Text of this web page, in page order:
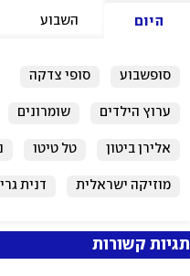
היום השבוע
סופשבוע סופי צדקה
ערוץ הילדים שומרונים
אלירן ביטון טל טיטו
מוזיקה ישראלית דנית
תגיות קשורות